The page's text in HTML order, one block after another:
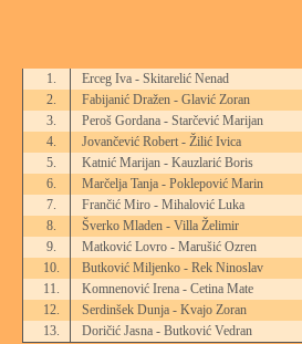
1.
Erceg Iva - Skitarelić Nenad
2.
Fabijanić Dražen - Glavić Zoran
3.
Peroš Gordana - Starčević Marijan
4.
Jovančević Robert - Žilić Ivica
5.
Katnić Marijan - Kauzlarić Boris
6.
Marčelja Tanja - Poklepović Marin
7.
Frančić Miro - Mihalović Luka
8.
Šverko Mladen - Villa Želimir
9.
Matković Lovro - Marušić Ozren
10.
Butković Miljenko - Rek Ninoslav
11.
Komnenović Irena - Cetina Mate
12.
Serdinšek Dunja - Kvajo Zoran
13.
Doričić Jasna - Butković Vedran